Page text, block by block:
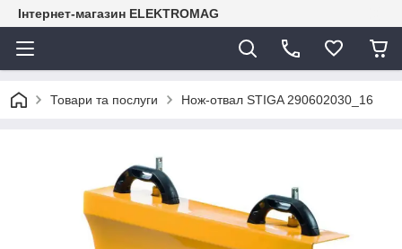
Інтернет-магазин ELEKTROMAG
Товари та послуги Нож-отвал STIGA 290602030_16